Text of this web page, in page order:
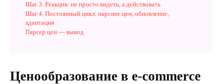
Шаг 3. Реакция: не просто видеть, а действовать
Шаг 4. Постоянный цикл: парсинг цен, обновление,
адаптация
Парсер цен — вывод
Ценообразование в e-commerce